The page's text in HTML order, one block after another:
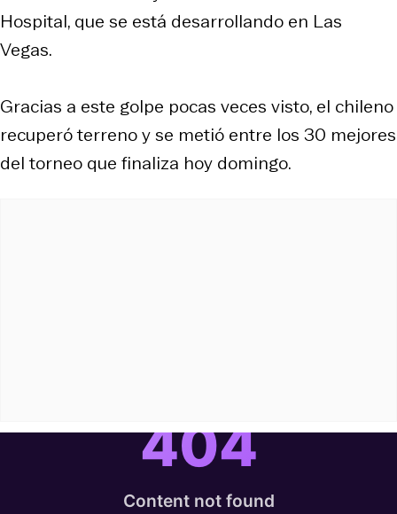
Hospital, que se está desarrollando en Las
Vegas.
Gracias a este golpe pocas veces visto, el chileno
recuperó terreno y se metió entre los 30 mejores
del torneo que finaliza hoy domingo.